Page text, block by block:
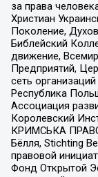
за права
Христиан
Поколение,
Библейский
движение,
Предприятий,
сеть
Республика
Ассоциация
Королевский
КРИМСЬКА
Бёлля, Stichting
правовой
Фонд Открытой